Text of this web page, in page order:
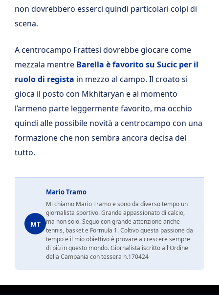
non dovrebbero esserci quindi particolari colpi di
scena.
A centrocampo Frattesi dovrebbe giocare come
mezzala mentre Barella è favorito su Sucic per il
ruolo di regista in mezzo al campo. Il croato si
gioca il posto con Mkhitaryan e al momento
l’armeno parte leggermente favorito, ma occhio
quindi alle possibile novità a centrocampo con una
formazione che non sembra ancora decisa del
tutto.
MT
Mario Tramo
Mi chiamo Mario Tramo e sono da diverso tempo un
giornalista sportivo. Grande appassionato di calcio,
ma non solo. Seguo con grande attenzione anche
tennis, basket e Formula 1. Coltivo questa passione da
tempo e il mio obiettivo è provare a crescere sempre
di più in questo mondo. Giornalista iscritto all'Ordine
della Campania con tessera n.170424